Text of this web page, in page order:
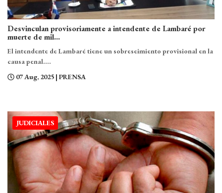
Desvinculan provisoriamente a intendente de Lambaré por
muerte de mil...
El intendente de Lambaré tiene un sobreseimiento provisional en la
causa penal....
07 Aug, 2025 | PRENSA
JUDICIALES